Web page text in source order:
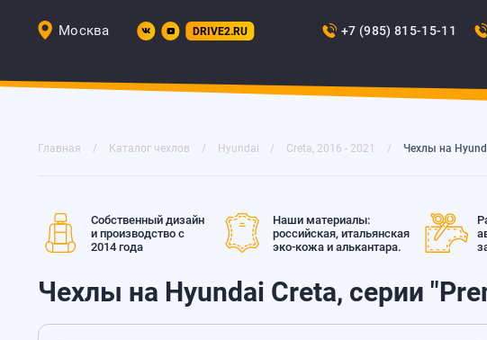
Москва DRIVE2.RU +7 (985) 815-15-11
Главная Каталог чехлов Hyundai Creta, 2016 - 2021 Чехлы на
Собственный дизайн
и производство с
2014 года
Наши материалы:
российская, итальянская
эко-кожа и алькантара.
Чехлы на Hyundai Creta, серии